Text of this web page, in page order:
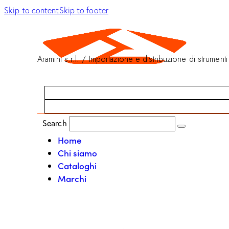
Skip to contentSkip to footer
Aramini s.r.l. / Importazione e distribuzione di strumenti
Search
Home
Chi siamo
Cataloghi
Marchi